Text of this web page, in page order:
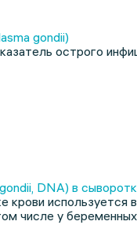
gondii)
острого
DNA) в
числе у